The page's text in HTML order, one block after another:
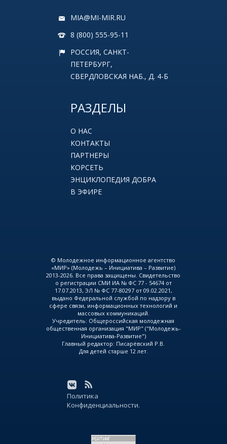
MIA@MI-MIR.RU
8 (800) 555-95-11
РОССИЯ, САНКТ-
ПЕТЕРБУРГ,
СВЕРДЛОВСКАЯ НАБ., Д. 4-Б
РАЗДЕЛЫ
О НАС
КОНТАКТЫ
ПАРТНЕРЫ
КОРСЕТЬ
ЭНЦИКЛОПЕДИЯ ДОБРА
В ЭФИРЕ
© Молодежное информационное агентство
«МИР» (Молодежь – Инициатива – Развитие)
2013-2026. Все права защищены. Свидетельство
о регистрации СМИ ИА № ФС 77 - 54674 от
17.07.2013, ЭЛ № ФС 77-80297 от 09.02.2021,
выдано Федеральной службой по надзору в
сфере связи, информационных технологий и
массовых коммуникаций.
Учредитель: Общероссийская молодежная
общественная организация "МИР" ("Молодежь-
Инициатива-Развитие")
Главный редактор: Писарёвский Р.В.
Для детей старше 12 лет.
Политика
Конфиденциальности.